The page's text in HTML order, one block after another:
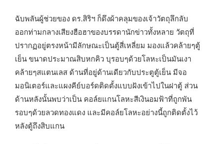
ฉับพลันผู้ช่วยของ ดร.สิริฯ ก็ดึงผ้าคลุมของเจ้าวัตถุลึกลับ
ออกท่ามกลางเสียงฮือฮาของบรรดานักข่าวทั้งหลาย วัตถุที่
ปรากฏอยู่ตรงหน้ามีลักษณะเป็นตู้สี่เหลี่ยม มองแล้วคล้ายๆตู้
เย็น ขนาดประมาณสิบหกคิว บุรอบๆด้วยโลหะเป็นมันเงา
คล้ายๆสแตนเลส ด้านที่อยู่ด้านเดียวกับประตูตู้เย็น มีจอ
มอนิเตอร์และแผงคีย์บอร์ดติดตั้งแบบฝังเข้าไปในฝาตู้ ส่วน
ด้านหลังนั้นพบว่าเป็น คอล์ยแกนโลหะสีเงินอมฟ้าที่ถูกพัน
รอบๆด้วยลวดทองแดง และมีคอล์ยโลหะอย่างนี้ถูกติดตั้งไว้
หลังตู้ถึงสิบแกน